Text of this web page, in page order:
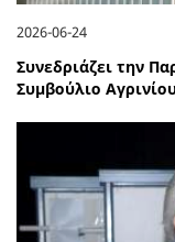
2026-06-24
Συνεδριάζει την
Συμβούλιο